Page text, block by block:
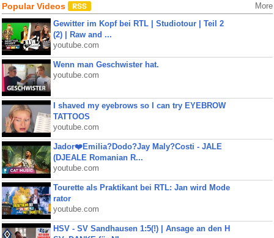
Popular Videos More
Gewitter im Kopf bei RTL | Studiotour | Teil 2
(2) | Raw and ...
youtube.com
Wenn man Geschwister hat.
youtube.com
I shaved my eyebrows so I can try EYEBROW
TATTOOS
youtube.com
Jador❤️Emilia?Dodo?Jay Maly?Costi - JALE
(DJEALE Romanian R...
youtube.com
Tourette als Praktikant bei RTL: Jan wird Mode
rator
youtube.com
HSV - SV Sandhausen 1:5(!) | Ansage an den H